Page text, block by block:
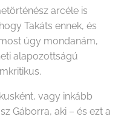
arcéle is
Takáts ennek, és
úgy mondanám,
alapozottságú
vagy inkább
Gáborra, aki – és ezt a